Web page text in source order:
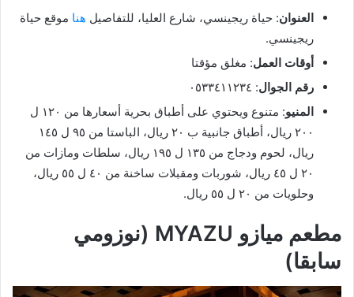
العنوان: حياة ريجينسي، شارع العليا، للتفاصيل هنا موقع حياة
ريجينسي.
أوقات العمل: مغلق مؤقتا
رقم الجوال: ٠٥٣٣٤١١٢٣٤
المنيو
: متنوع ويحتوي على أطباق بحرية أسعارها من ١٢٠ ل
٢٠٠ ريال، أطباق جانبية ب ٢٠ ريال، الباستا من ٩٥ ل ١٤٥
ريال، لحوم ودجاج من ١٣٥ ل ١٩٥ ريال، سلطات ومازات من
٢٠ ل ٤٥ ريال، شوربات ومقبلات ساخنة من ٤٠ ل ٥٥ ريال،
وحلويات من ٢٠ ل ٥٥ ريال.
مطعم ميازو MYAZU (نوزومي
سابقا)